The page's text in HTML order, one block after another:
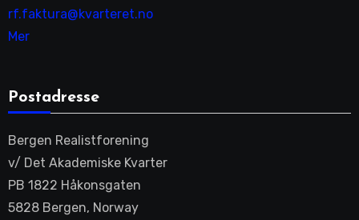
rf.faktura@kvarteret.no
Mer
Postadresse
Bergen Realistforening
v/ Det Akademiske Kvarter
PB 1822 Håkonsgaten
5828 Bergen, Norway